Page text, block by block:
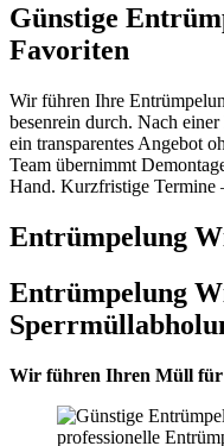
Günstige
Favoriten
Wir führen Ihre
besenrein durch. Nach
ein transparentes Angebot
Team übernimmt
Hand. Kurzfristige Termine
Entrümpelung
Entrümpelung
Wir führen Ihren Müll für